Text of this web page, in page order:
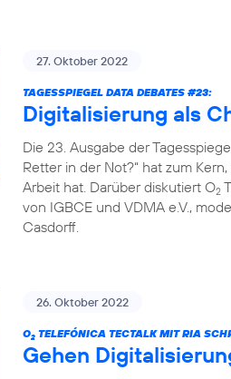
27. Oktober 2022
TAGESSPIEGEL DATA DEBATES #23:
Digitalisierung als
Die 23. Ausgabe der
Retter in der Not?“ hat zum
Arbeit hat. Darüber diskutiert O2
von IGBCE und VDMA e.V.,
Casdorff.
26. Oktober 2022
O2 TELEFÓNICA TECTALK MIT RIA
Gehen